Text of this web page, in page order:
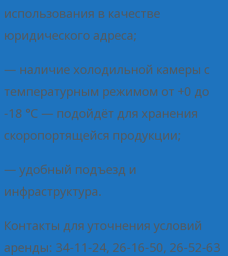
использования в качестве
юридического адреса;
— наличие холодильной камеры с
температурным режимом от +0 до
-18 °C — подойдёт для хранения
скоропортящейся продукции;
— удобный подъезд и
инфраструктура.
Контакты для уточнения условий
аренды: 34-11-24, 26-16-50, 26-52-63